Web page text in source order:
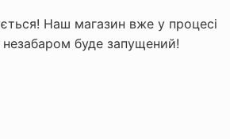
Наш магазин вже у процесі
незабаром буде запущений!